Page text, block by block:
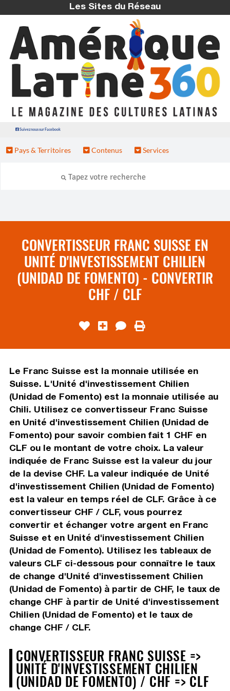
Les Sites du Réseau
Suivez nous sur Facebook
Pays & Territoires Contenus Services
CONVERTISSEUR FRANC SUISSE EN
UNITÉ D'INVESTISSEMENT CHILIEN
(UNIDAD DE FOMENTO) - CONVERTIR
CHF / CLF
Le Franc Suisse est la monnaie utilisée en
Suisse. L'Unité d'investissement Chilien
(Unidad de Fomento) est la monnaie utilisée au
Chili. Utilisez ce convertisseur Franc Suisse
en Unité d'investissement Chilien (Unidad de
Fomento) pour savoir combien fait 1 CHF en
CLF ou le montant de votre choix. La valeur
indiquée de Franc Suisse est la valeur du jour
de la devise CHF. La valeur indiquée de Unité
d'investissement Chilien (Unidad de Fomento)
est la valeur en temps réel de CLF. Grâce à ce
convertisseur CHF / CLF, vous pourrez
convertir et échanger votre argent en Franc
Suisse et en Unité d'investissement Chilien
(Unidad de Fomento). Utilisez les tableaux de
valeurs CLF ci-dessous pour connaître le taux
de change d'Unité d'investissement Chilien
(Unidad de Fomento) à partir de CHF, le taux de
change CHF à partir de Unité d'investissement
Chilien (Unidad de Fomento) et le taux de
change CHF / CLF.
CONVERTISSEUR FRANC SUISSE =>
UNITÉ D'INVESTISSEMENT CHILIEN
(UNIDAD DE FOMENTO) / CHF => CLF